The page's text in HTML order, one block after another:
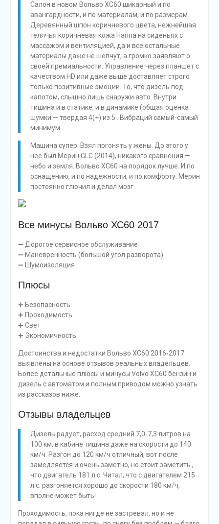
Салон в новом Вольво XC60 шикарный и по
авангардности, и по материалам, и по размерам.
Деревянный шпон коричневого цвета, нежнейшая
телячья коричневая кожа Наппа на сиденьях с
массажом и вентиляцией, да и все остальные
материалы даже не шепчут, а громко заявляют о
своей премиальности. Управление через планшет с
качеством HD или даже выше доставляет строго
только позитивные эмоции. То, что дизель под
капотом, слышно лишь снаружи авто. Внутри
тишина и в статике, и в динамике (общая оценка
шумки — твердая 4(+) из 5.. Вибраций самый-самый
минимум.
Машина супер. Взял погонять у жены. До этого у
нее был Мерин GLC (2014), никакого сравнения —
небо и земля. Вольво ХС60 на порядок лучше. И по
оснащению, и по надежности, и по комфорту. Мерин
постоянно глючил и делал мозг.
Все минусы Вольво ХС60 2017
➖ Дорогое сервисное обслуживание
➖ Маневренность (большой угол разворота)
➖ Шумоизоляция
Плюсы
➕ Безопасность
➕ Проходимость
➕ Свет
➕ Экономичность
Достоинства и недостатки Вольво ХС60 2016-2017
выявлены на основе отзывов реальных владельцев.
Более детальные плюсы и минусы Volvo XC60 бензин и
дизель с автоматом и полным приводом можно узнать
из рассказов ниже:
Отзывы владельцев
Дизель радует, расход средний 7,0-7,3 литров на
100 км, в кабине тишина даже на скорости до 140
км/ч. Разгон до 120 км/ч отличный, вот после
замедляется и очень заметно, но стоит заметить ,
что двигатель 181 л.с. Читал, что с двигателем 215
л.с. разгоняется хорошо до скорости 180 км/ч,
вполне может быть!
Проходимость, пока нигде не застревал, но и не